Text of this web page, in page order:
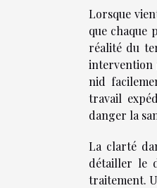
Lorsque
que chaque
réalité du
intervention
nid
travail
danger la
La clarté
détailler le
traitement.